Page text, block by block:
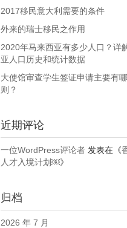
2017移民意大利需要的条件
外来的瑞士移民之作用
2020年马来西亚有多少人口？详
亚人口历史和统计数据
大使馆审查学生签证申请主要有
则？
近期评论
一位WordPress评论者发表在《
人才入境计划￼》
归档
2026 年 7 月